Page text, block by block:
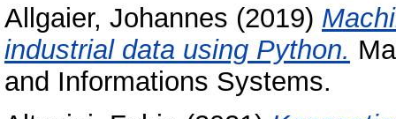
Allgaier, Johannes (2019)
industrial data using Python.
and Informations Systems.